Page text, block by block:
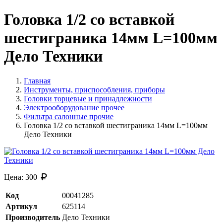
Головка 1/2 со вставкой
шестиграника 14мм L=100мм
Дело Техники
Главная
Инструменты, приспособления, приборы
Головки торцевые и принадлежности
Электрооборудование прочее
Фильтра салонные прочие
Головка 1/2 со вставкой шестиграника 14мм L=100мм
Дело Техники
Цена: 300
Код
00041285
Артикул
625114
Производитель Дело Техники